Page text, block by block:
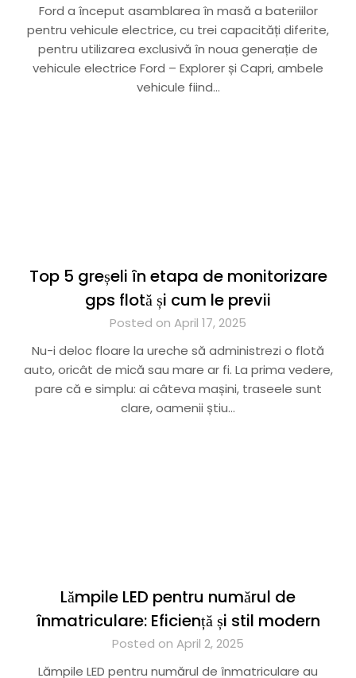
Ford a început asamblarea în masă a bateriilor
pentru vehicule electrice, cu trei capacități diferite,
pentru utilizarea exclusivă în noua generație de
vehicule electrice Ford – Explorer și Capri, ambele
vehicule fiind…
Top 5 greșeli în etapa de monitorizare
gps flotă și cum le previi
Posted on April 17, 2025
Nu-i deloc floare la ureche să administrezi o flotă
auto, oricât de mică sau mare ar fi. La prima vedere,
pare că e simplu: ai câteva mașini, traseele sunt
clare, oamenii știu…
Lămpile LED pentru numărul de
înmatriculare: Eficiență și stil modern
Posted on April 2, 2025
Lămpile LED pentru numărul de înmatriculare au